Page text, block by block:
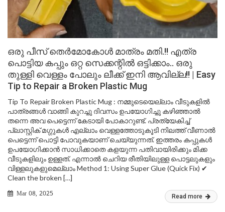
ഒരു പീസ് തെർമോകോൾ മാത്രം മതി.!! എത്ര
പൊട്ടിയ കപ്പും ഒറ്റ സെക്കന്റിൽ ഒട്ടിക്കാം.. ഒരു
തുള്ളി വെള്ളം പോലും ലീക്ക് ഇനി ആവില്ല!! | Easy
Tip to Repair a Broken Plastic Mug
Tip To Repair Broken Plastic Mug : നമ്മുടെയെല്ലാം വീടുകളിൽ
പാത്രങ്ങൾ വാങ്ങി കുറച്ചു ദിവസം ഉപയോഗിച്ചു കഴിഞ്ഞാൽ
തന്നെ അവ പെട്ടെന്ന് കേടായി പോകാറുണ്ട്. പ്രത്യേകിച്ച്
പ്ലാസ്റ്റിക് മഗ്ഗുകൾ എല്ലാം വെള്ളത്തോടുകൂടി നിലത്ത് വീണാൽ
പെട്ടെന്ന് പൊട്ടി പോവുകയാണ് ചെയ്യുന്നത്. ഇത്തരം കപ്പുകൾ
ഉപയോഗിക്കാൻ സാധിക്കാതെ കളയുന്ന പതിവായിരിക്കും മിക്ക
വീടുകളിലും ഉള്ളത്. എന്നാൽ ചെറിയ രീതിയിലുള്ള പൊട്ടലുകളും
വിള്ളലുകളുമെല്ലാം Method 1: Using Super Glue (Quick Fix) ✔
Clean the broken […]
Mar 08, 2025 Read more